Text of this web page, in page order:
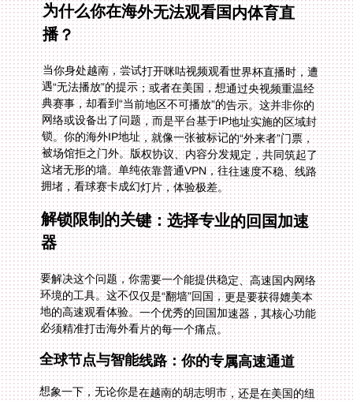
为什么你在海外无法观看国内体育直
播？
当你身处越南，尝试打开咪咕视频观看世界杯直播时，遭
遇“无法播放”的提示；或者在美国，想通过央视频重温经
典赛事，却看到“当前地区不可播放”的告示。这并非你的
网络或设备出了问题，而是平台基于IP地址实施的区域封
锁。你的海外IP地址，就像一张被标记的“外来者”门票，
被场馆拒之门外。版权协议、内容分发规定，共同筑起了
这堵无形的墙。单纯依靠普通VPN，往往速度不稳、线路
拥堵，看球赛卡成幻灯片，体验极差。
解锁限制的关键：选择专业的回国加速
器
要解决这个问题，你需要一个能提供稳定、高速国内网络
环境的工具。这不仅仅是“翻墙”回国，更是要获得媲美本
地的高速观看体验。一个优秀的回国加速器，其核心功能
必须精准打击海外看片的每一个痛点。
全球节点与智能线路：你的专属高速通道
想象一下，无论你是在越南的胡志明市，还是在美国的纽
约，加速器都能通过其广泛的全球节点分布，将你的网络
请求智能接入。它会自动分析，为你推荐并连接至当前最
优、延迟最低的回国线路。这意味着，你不再需要手动反
复测试，系统已为你铺好了最平坦的跑道。从你点击播放